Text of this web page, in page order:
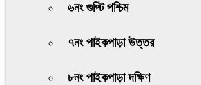
৬নং গুপ্টি পশ্চিম
৭নং পাইকপাড়া উত্তর
৮নং পাইকপাড়া দক্ষিণ